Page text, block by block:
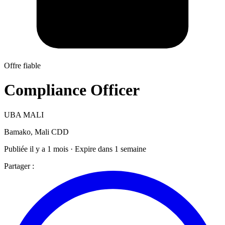
Offre fiable
Compliance Officer
UBA MALI
Bamako, Mali CDD
Publiée il y a 1 mois · Expire dans 1 semaine
Partager :